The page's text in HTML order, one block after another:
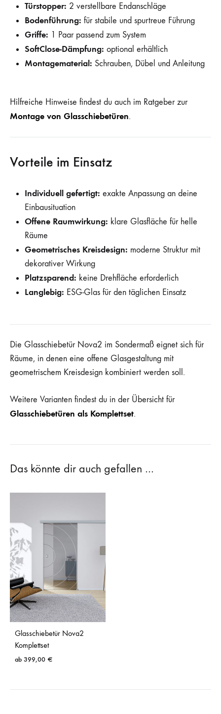
Türstopper: 2 verstellbare Endanschläge
Bodenführung: für stabile und spurtreue Führung
Griffe: 1 Paar passend zum System
SoftClose-Dämpfung: optional erhältlich
Montagematerial: Schrauben, Dübel und Anleitung
Hilfreiche Hinweise findest du auch im Ratgeber zur
Montage von Glasschiebetüren.
Vorteile im Einsatz
Individuell gefertigt: exakte Anpassung an deine
Einbausituation
Offene Raumwirkung: klare Glasfläche für helle
Räume
Geometrisches Kreisdesign: moderne Struktur mit
dekorativer Wirkung
Platzsparend: keine Drehfläche erforderlich
Langlebig: ESG-Glas für den täglichen Einsatz
Die Glasschiebetür Nova2 im Sondermaß eignet sich für
Räume, in denen eine offene Glasgestaltung mit
geometrischem Kreisdesign kombiniert werden soll.
Weitere Varianten findest du in der Übersicht für
Glasschiebetüren als Komplettset.
Das könnte dir auch gefallen …
Glasschiebetür Nova2
Komplettset
ab 399,00 €